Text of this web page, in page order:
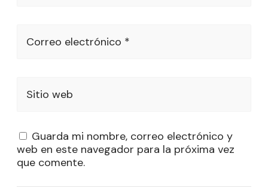
Correo electrónico *
Sitio web
Guarda mi nombre, correo electrónico y
web en este navegador para la próxima vez
que comente.